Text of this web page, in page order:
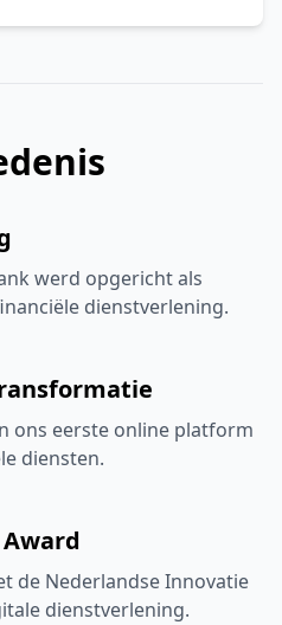
werd opgericht als
dienstverlening.
ons eerste online platform
diensten.
de Nederlandse Innovatie
dienstverlening.